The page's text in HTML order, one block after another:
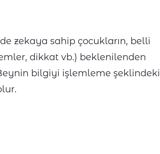
zekaya sahip çocukların, belli
dikkat vb.) beklenilenden
bilgiyi işlemleme şeklindeki